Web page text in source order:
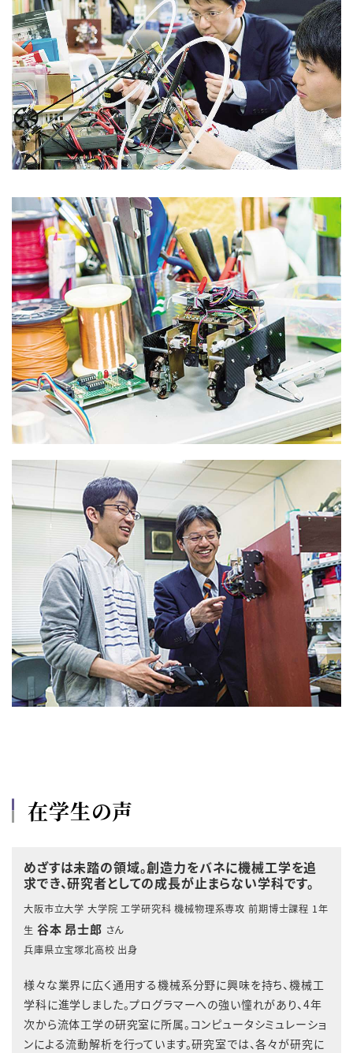
在学生の声
めざすは未踏の領域。創造力をバネに機械工学を追
求でき、研究者としての成長が止まらない学科です。
大阪市立大学 大学院 工学研究科 機械物理系専攻 前期博士課程 1年
生 谷本 昂士郎 さん
兵庫県立宝塚北高校 出身
様々な業界に広く通用する機械系分野に興味を持ち、機械工
学科に進学しました。プログラマーへの強い憧れがあり、4年
次から流体工学の研究室に所属。コンピュータシミュレーショ
ンによる流動解析を行っています。研究室では、各々が研究に